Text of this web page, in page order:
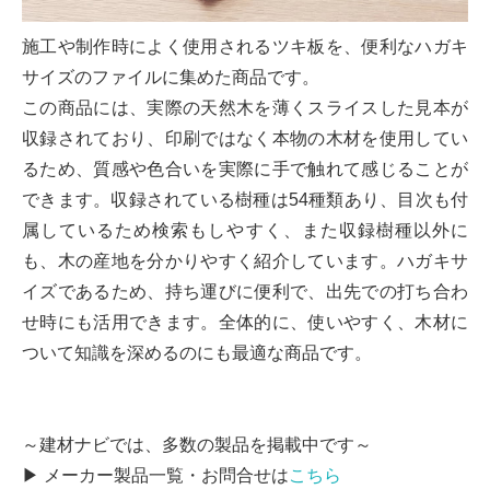
施工や制作時によく使用されるツキ板を、便利なハガキ
サイズのファイルに集めた商品です。
この商品には、実際の天然木を薄くスライスした見本が
収録されており、印刷ではなく本物の木材を使用してい
るため、質感や色合いを実際に手で触れて感じることが
できます。収録されている樹種は54種類あり、目次も付
属しているため検索もしやすく、また収録樹種以外に
も、木の産地を分かりやすく紹介しています。ハガキサ
イズであるため、持ち運びに便利で、出先での打ち合わ
せ時にも活用できます。全体的に、使いやすく、木材に
ついて知識を深めるのにも最適な商品です。
～建材ナビでは、多数の製品を掲載中です～
▶ メーカー製品一覧・お問合せはこちら